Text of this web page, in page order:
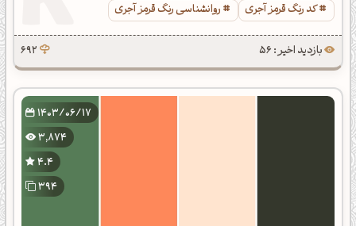
کد رنگ قرمز آجری
روانشناسی رنگ قرمز آجری
بازدید اخیر : 56 692
1403/06/17
3,874
4.4
394